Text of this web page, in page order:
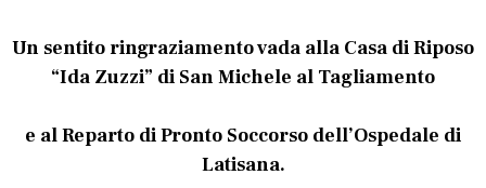
Un sentito ringraziamento vada alla Casa di Riposo
“Ida Zuzzi” di San Michele al Tagliamento
e al Reparto di Pronto Soccorso dell’Ospedale di
Latisana.